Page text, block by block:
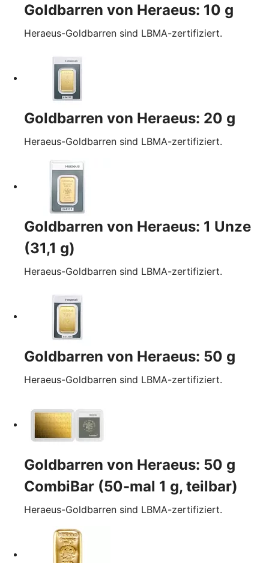
Goldbarren von Heraeus: 10 g
Heraeus-Goldbarren sind LBMA-zertifiziert.
Goldbarren von Heraeus: 20 g
Heraeus-Goldbarren sind LBMA-zertifiziert.
Goldbarren von Heraeus: 1 Unze
(31,1 g)
Heraeus-Goldbarren sind LBMA-zertifiziert.
Goldbarren von Heraeus: 50 g
Heraeus-Goldbarren sind LBMA-zertifiziert.
Goldbarren von Heraeus: 50 g
CombiBar (50-mal 1 g, teilbar)
Heraeus-Goldbarren sind LBMA-zertifiziert.